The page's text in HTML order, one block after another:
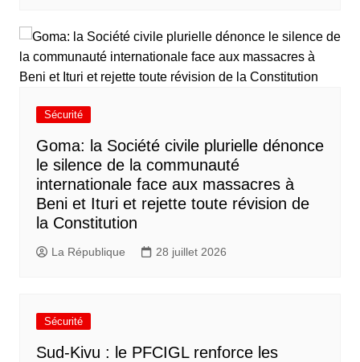
Sécurité
Goma: la Société civile plurielle dénonce
le silence de la communauté
internationale face aux massacres à
Beni et Ituri et rejette toute révision de
la Constitution
La République 28 juillet 2026
Sécurité
Sud-Kivu : le PFCIGL renforce les